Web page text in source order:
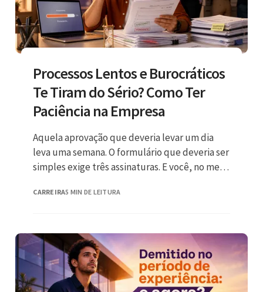
Processos Lentos e Burocráticos
Te Tiram do Sério? Como Ter
Paciência na Empresa
Aquela aprovação que deveria levar um dia
leva uma semana. O formulário que deveria ser
simples exige três assinaturas. E você, no meio
CARREIRA5 MIN DE LEITURA